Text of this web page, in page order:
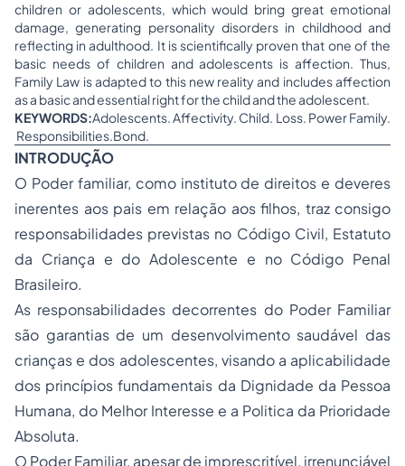
children or adolescents, which would bring great emotional
damage, generating personality disorders in childhood and
reflecting in adulthood. It is scientifically proven that one of the
basic needs of children and adolescents is affection. Thus,
Family Law is adapted to this new reality and includes affection
as a basic and essential right for the child and the adolescent.
KEYWORDS:Adolescents. Affectivity. Child. Loss. Power Family.
Responsibilities.Bond.
INTRODUÇÃO
O Poder familiar, como instituto de direitos e deveres
inerentes aos pais em relação aos filhos, traz consigo
responsabilidades previstas no Código Civil, Estatuto
da Criança e do Adolescente e no Código Penal
Brasileiro.
As responsabilidades decorrentes do Poder Familiar
são garantias de um desenvolvimento saudável das
crianças e dos adolescentes, visando a aplicabilidade
dos princípios fundamentais da Dignidade da Pessoa
Humana, do Melhor Interesse e a Politica da Prioridade
Absoluta.
O Poder Familiar, apesar de imprescritível, irrenunciável